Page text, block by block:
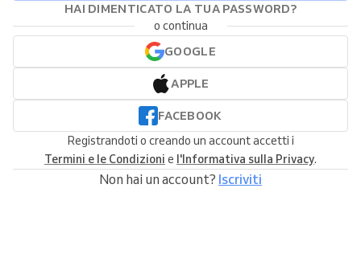
HAI DIMENTICATO LA TUA PASSWORD?
o continua
GOOGLE
APPLE
FACEBOOK
Registrandoti o creando un account accetti i
Termini e le Condizioni e l'Informativa sulla Privacy.
Non hai un account? Iscriviti